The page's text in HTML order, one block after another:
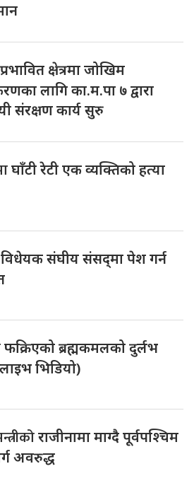
प्रभावित क्षेत्रमा जोखिम
लागि का.म.पा ७ द्वारा
संरक्षण कार्य सुरु
घाँटी रेटी एक व्यक्तिको हत्या
विधेयक संघीय संसद्‌मा पेश गर्न
फक्रिएको ब्रह्मकमलको दुर्लभ
भिडियो)
राजीनामा माग्दै पूर्वपश्चिम
अवरुद्ध